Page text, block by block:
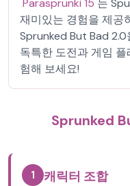
Parasprunki 15 는
재미있는 경험을 제공
Sprunked But Bad 2.0
독특한 도전과 게임
험해 보세요!
Sprunked
1 캐릭터 조합